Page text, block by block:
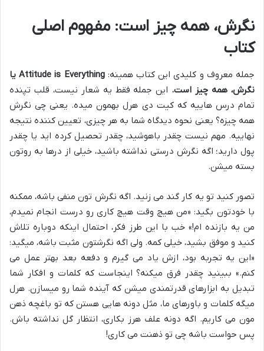
نگرش، همه چیز است: مفهوم اصلی
کتاب
جمله معروف و کلیدی این کتاب همینه:
Attitude is Everything یا
نگرش، همه چیز است. این جمله فقط یه شعار نیست، قلب تپنده
تمام درس هاییه که کیت دی هرل بهمون میده. یعنی چی نگرش
همه چیزه؟ یعنی نحوه دیدگاه شما به هر چیزی، تعیین کننده نتیجه
نهاییه. مهم نیست چقدر باهوشید، چقدر تحصیل کرده اید یا چقدر
پول دارید؛ اگه نگرش درستی نداشته باشید، خیلی از درها به روتون
بسته میشن.
تصور کنید تو یه کار گند می زنید. اگه نگرش تون منفی باشه، ممکنه
با خودتون بگید: «من هیچ وقت هیچ کاری رو درست انجام نمیدم،
من یه بازنده ام!» خب با این طرز فکر، احتمال اینکه دوباره تلاش
کنید و موفق بشید، خیلی کمه. ولی اگه نگرشتون مثبت باشه، میگید:
«این یه تجربه بود، ازش یاد می گیرم و دفعه بعد بهتر عمل می
کنم.» ببینید چقدر فرق میکنه؟ اینجاست که کلمات و افکار شما
تبدیل به ابزارهای قدرتمندی میشن که آینده شما رو میسازن. هرل
میگه کلمات و باورهای ما، مثل دونه هایی هستن که تو باغچه ذهن
مون می کاریم. اگه دونه علف هرز بکاری، انتظار گل نداشته باش.
پس حواست باشه چی تو ذهنت می کاری!